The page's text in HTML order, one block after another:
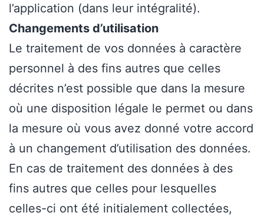
l’application (dans leur intégralité).
Changements d’utilisation
Le traitement de vos données à caractère
personnel à des fins autres que celles
décrites n’est possible que dans la mesure
où une disposition légale le permet ou dans
la mesure où vous avez donné votre accord
à un changement d’utilisation des données.
En cas de traitement des données à des
fins autres que celles pour lesquelles
celles-ci ont été initialement collectées,